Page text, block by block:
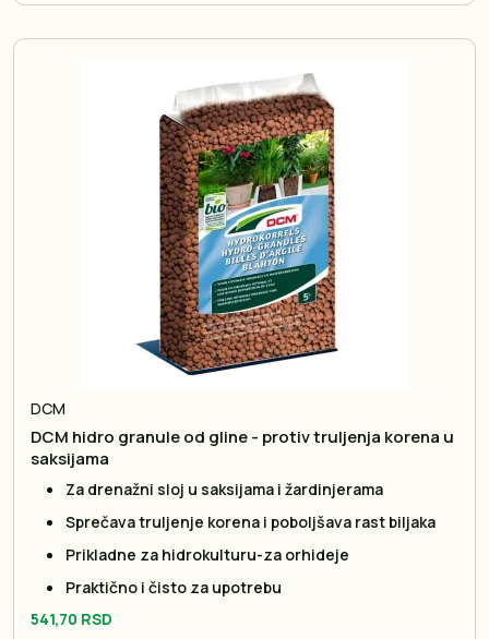
DCM
DCM hidro granule od gline - protiv truljenja korena u
saksijama
Za drenažni sloj u saksijama i žardinjerama
Sprečava truljenje korena i poboljšava rast biljaka
Prikladne za hidrokulturu-za orhideje
Praktično i čisto za upotrebu
541,70 RSD